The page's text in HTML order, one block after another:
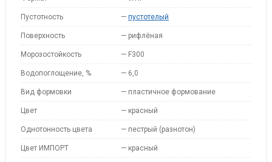
Пустотность — пустотелый
Поверхность — рифлёная
Морозостойкость — F300
Водопоглощение, % — 6,0
Вид формовки — пластичное формование
Цвет — красный
Однотонность цвета — пестрый (разнотон)
Цвет ИМПОРТ — красный